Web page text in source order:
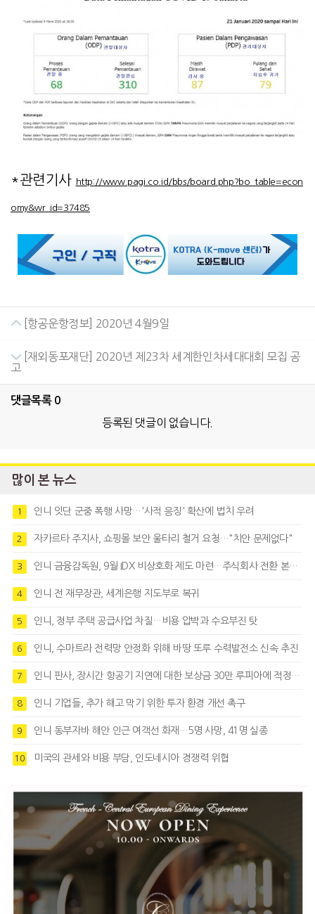
*관련기사 http://www.pagi.co.id/bbs/board.php?bo_table=econ
omy&wr_id=37485
[항공운항정보] 2020년 4월9일
[재외동포재단] 2020년 제23차 세계한인차세대대회 모집 공
고
댓글목록 0
등록된 댓글이 없습니다.
많이 본 뉴스
1 인니 잇단 군중 폭행 사망…'사적 응징' 확산에 법치 우려
2 자카르타 주지사, 쇼핑몰 보안 울타리 철거 요청…"치안 문제없다"
3 인니 금융감독원, 9월 IDX 비상호화 제도 마련…주식회사 전환 본격화
4 인니 전 재무장관, 세계은행 지도부로 복귀
5 인니, 정부 주택 공급사업 차질…비용 압박과 수요부진 탓
6 인니, 수마트라 전력망 안정화 위해 바땅 또루 수력발전소 신속 추진
7 인니 판사, 장시간 항공기 지연에 대한 보상금 30만 루피아에 적정성 제기
8 인니 기업들, 추가 해고 막기 위한 투자 환경 개선 촉구
9 인니 동부자바 해안 인근 여객선 화재…5명 사망, 41명 실종
10 미국의 관세와 비용 부담, 인도네시아 경쟁력 위협